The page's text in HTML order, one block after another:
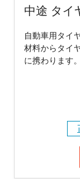
中途 タイ
自動車用タイ
材料からタイ
に携わります